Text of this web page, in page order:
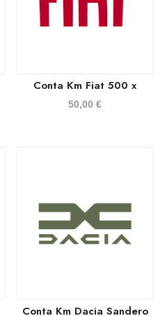
Conta Km Fiat 500 x
50,00€
Conta Km Dacia Sandero